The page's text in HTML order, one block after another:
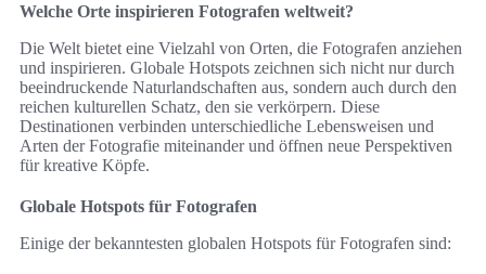
Welche Orte inspirieren Fotografen weltweit?
Die Welt bietet eine Vielzahl von Orten, die Fotografen anziehen
und inspirieren. Globale Hotspots zeichnen sich nicht nur durch
beeindruckende Naturlandschaften aus, sondern auch durch den
reichen kulturellen Schatz, den sie verkörpern. Diese
Destinationen verbinden unterschiedliche Lebensweisen und
Arten der Fotografie miteinander und öffnen neue Perspektiven
für kreative Köpfe.
Globale Hotspots für Fotografen
Einige der bekanntesten globalen Hotspots für Fotografen sind: